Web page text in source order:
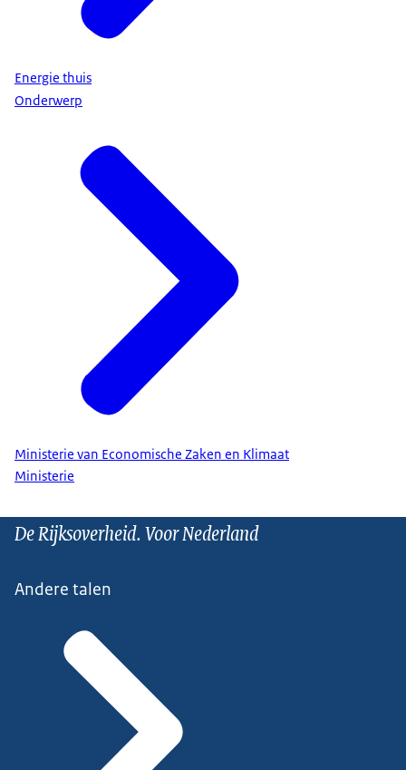
Energie thuis
Onderwerp
Ministerie van Economische Zaken en Klimaat
Ministerie
De Rijksoverheid. Voor Nederland
Andere talen